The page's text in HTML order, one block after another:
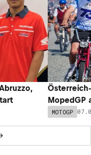
MopedGP
MOTOGP